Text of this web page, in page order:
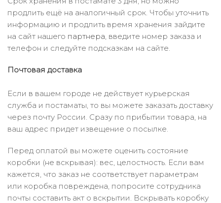
продлить ещё на аналогичный срок. Чтобы уточнить
информацию и продлить время хранения зайдите
на сайт нашего партнера, введите номер заказа и
телефон и следуйте подсказкам на сайте.
Почтовая доставка
Если в вашем городе не действует курьерская
служба и постаматы, то вы можете заказать доставку
через почту России. Сразу по прибытии товара, на
ваш адрес придет извещение о посылке.
Перед оплатой вы можете оценить состояние
коробки (не вскрывая): вес, целостность. Если вам
кажется, что заказ не соответствует параметрам
или коробка повреждена, попросите сотрудника
почты составить акт о вскрытии. Вскрывать коробку